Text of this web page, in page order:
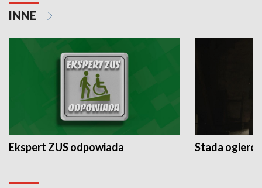
INNE
Ekspert ZUS odpowiada Stada